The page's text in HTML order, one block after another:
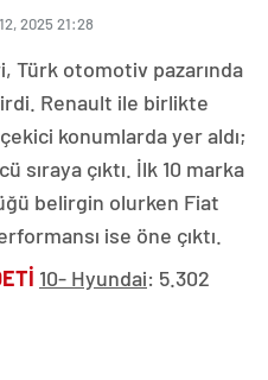
2025 21:28
Türk otomotiv pazarında
Renault ile birlikte
konumlarda yer aldı;
sıraya çıktı. İlk 10 marka
belirgin olurken Fiat
ise öne çıktı.
10- Hyundai: 5.302